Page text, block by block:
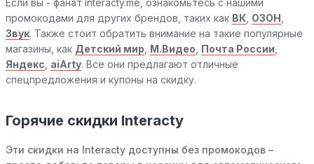
Если вы - фанат interacty.me, ознакомьтесь с нашими
промокодами для других брендов, таких как ВК ОЗОН
Звук. Также стоит обратить внимание на такие популярные
магазины, как Детский мир М.Видео Почта России
Яндекс aiArty. Все они предлагают отличные
спецпредложения и купоны на скидку.
Горячие скидки Interacty
Эти скидки на Interacty доступны без промокодов –